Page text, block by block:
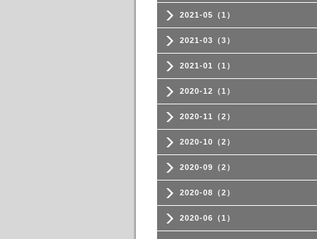
2021-05（1）
2021-03（3）
2021-01（1）
2020-12（1）
2020-11（2）
2020-10（2）
2020-09（2）
2020-08（2）
2020-06（1）